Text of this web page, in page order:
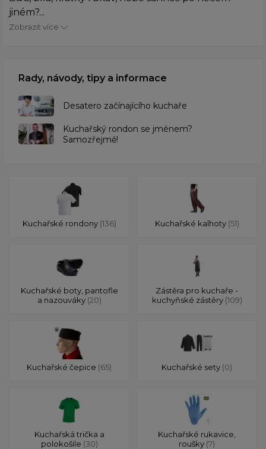
jiném?...
Zobrazit více
Rady, návody, tipy a informace
Desatero začínajícího kuchaře
Kuchařský rondon se jménem?
Samozřejmě!
Kuchařské rondony (136) Kuchařské kalhoty (51)
Kuchařské boty, pantofle
a nazouváky (20)
Zástěra pro kuchaře -
kuchyňské zástěry (109)
Kuchařské čepice (65) Kuchařské sety (0)
Kuchařská trička a
polokošile (30)
Kuchařské rukavice,
roušky (7)